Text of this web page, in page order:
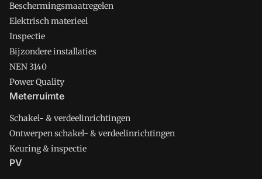
Beschermingsmaatregelen
Elektrisch materieel
Inspectie
Bijzondere installaties
NEN 3140
Power Quality
Meterruimte
Schakel- & verdeelinrichtingen
Ontwerpen schakel- & verdeelinrichtingen
Keuring & inspectie
PV